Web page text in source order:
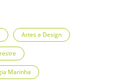
Artes e Design
Marinha